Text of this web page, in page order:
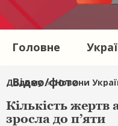
Головне
Відео/фото
Додому » Новини
Кількість жертв
зросла до п’яти